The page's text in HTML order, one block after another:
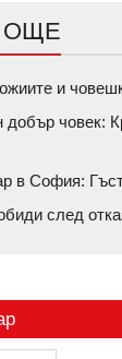
ОЩЕ
и
добър човек:
в София:
след